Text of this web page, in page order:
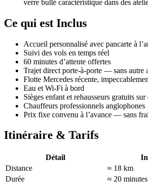
verre bullé caractéristique dans des
Ce qui est Inclus
Accueil personnalisé avec pancarte à
Suivi des vols en temps réel
60 minutes d’attente offertes
Trajet direct porte-à-porte — sans autre
Flotte Mercedes récente,
Eau et Wi-Fi à bord
Sièges enfant et rehausseurs gratuits sur
Chauffeurs professionnels anglophones
Prix fixe convenu à l’avance — sans
Itinéraire & Tarifs
Détail
Distance
≈ 18 km
Durée
≈ 20 minutes